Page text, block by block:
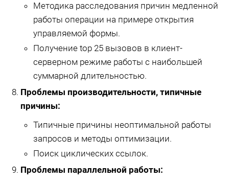
Методика расследования причин медленной
работы операции на примере открытия
управляемой формы.
Получение top 25 вызовов в клиент-
серверном режиме работы с наибольшей
суммарной длительностью.
Проблемы производительности, типичные
причины:
Типичные причины неоптимальной работы
запросов и методы оптимизации.
Поиск циклических ссылок.
Проблемы параллельной работы: